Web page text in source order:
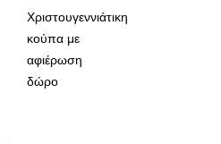
Χριστουγεννιάτικη
κούπα με
αφιέρωση
δώρο